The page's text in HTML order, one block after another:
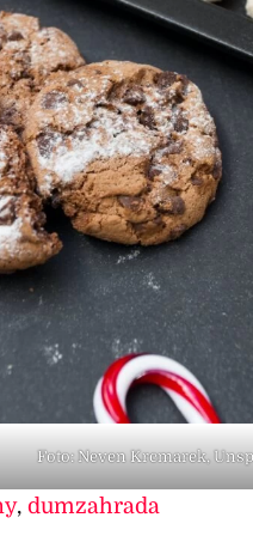
Foto: Neven Krcmarek,
, dumzahrada